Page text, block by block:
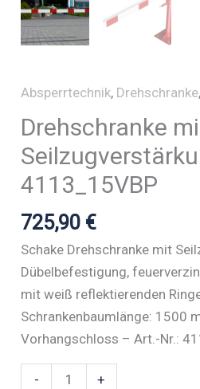
Absperrtechnik, Drehschranke,
Drehschranke
4113_15VBP
725,90 €
Schake Drehschranke mit
Dübelbefestigung,
mit weiß reflektierenden
Schrankenbaumlänge: 1500
Vorhangschloss – Art.-Nr.:
-
Drehschranke+